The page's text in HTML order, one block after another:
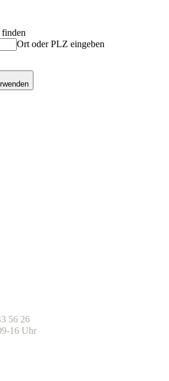
finden
Ort oder PLZ eingeben
56 26
16 Uhr